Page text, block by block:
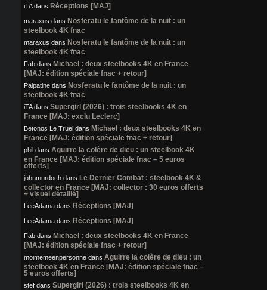
iTAdans Réceptions [MAJ]
maraxus dans Nosferatu le fantôme de la nuit : un
steelbook 4K fnac
maraxus dans Nosferatu le fantôme de la nuit : un
steelbook 4K fnac
Fab dans Michael : deux steelbooks 4K en France
[MAJ: édition spéciale fnac + retour]
Palpatine dans Nosferatu le fantôme de la nuit : un
steelbook 4K fnac
iTAdans Supergirl (2026) : trois steelbooks 4K en
France [MAJ: exclu Leclerc]
Betonos Le Truel dans Michael : deux steelbooks 4K en
France [MAJ: édition spéciale fnac + retour]
phil dans Aguirre la colère de dieu : un steelbook 4K
en France [MAJ: édition spéciale fnac – 5 euros
offerts]
johnmurdoch dans Le Dernier Combat : steelbook 4K &
collector en France [MAJ: collector : 30 euros offerts
+ visuel détaillé]
LeeAdama dans Réceptions [MAJ]
LeeAdama dans Réceptions [MAJ]
Fab dans Michael : deux steelbooks 4K en France
[MAJ: édition spéciale fnac + retour]
moimemeenpersonne dans Aguirre la colère de dieu : un
steelbook 4K en France [MAJ: édition spéciale fnac –
5 euros offerts]
stef dans Supergirl (2026) : trois steelbooks 4K en